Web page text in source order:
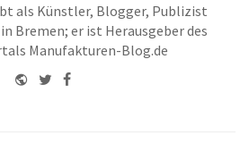
als Künstler, Blogger, Publizist
Bremen; er ist Herausgeber des
Manufakturen-Blog.de
WebsiteTwitterFacebook